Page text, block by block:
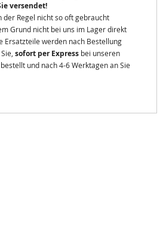
versendet!
Regel nicht so oft gebraucht
Grund nicht bei uns im Lager direkt
Ersatzteile werden nach Bestellung
sofort per Express bei unseren
und nach 4-6 Werktagen an Sie